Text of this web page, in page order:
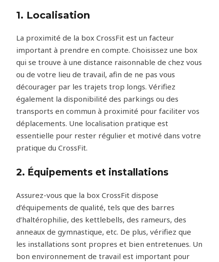
1. Localisation
La proximité de la box CrossFit est un facteur
important à prendre en compte. Choisissez une box
qui se trouve à une distance raisonnable de chez vous
ou de votre lieu de travail, afin de ne pas vous
décourager par les trajets trop longs. Vérifiez
également la disponibilité des parkings ou des
transports en commun à proximité pour faciliter vos
déplacements. Une localisation pratique est
essentielle pour rester régulier et motivé dans votre
pratique du CrossFit.
2. Équipements et installations
Assurez-vous que la box CrossFit dispose
d’équipements de qualité, tels que des barres
d’haltérophilie, des kettlebells, des rameurs, des
anneaux de gymnastique, etc. De plus, vérifiez que
les installations sont propres et bien entretenues. Un
bon environnement de travail est important pour